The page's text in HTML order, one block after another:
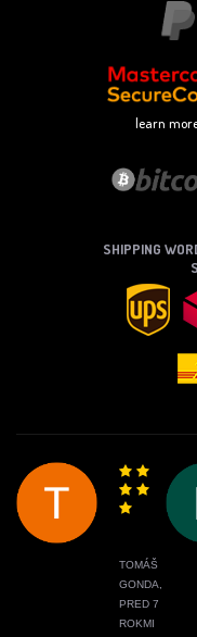
learn
SHIPPING
TOMÁŠ
GONDA,
PRED 7
ROKMI